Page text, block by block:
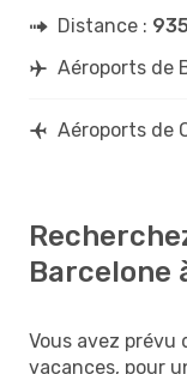
Distance :
Aéroports de
Aéroports de
Barcelone
Vous avez prévu
vacances, pour